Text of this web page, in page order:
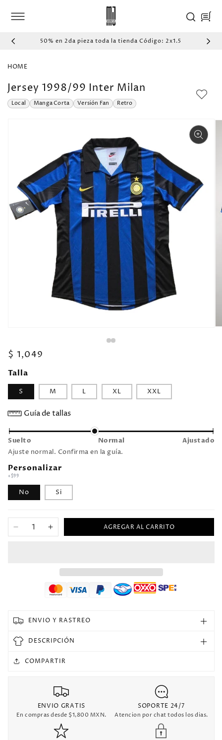
AL CONTENIDO
Carrito
50% en 2da pieza toda la tienda Código: 2x1.5
HOME
Jersey 1998/99 Inter Milan
Local Manga Corta Versión Fan Retro
IR
Precio
habitual
$ 1,049
Talla
S M L XL XXL
Guía de tallas
Suelto Normal Ajustado
Ajuste normal. Confirma en la guía.
Personalizar
+$99
No Si
Reducir
corta
Versión
Fan
Retro
Aumentar
Inter
Milan
corta
Versión
Fan
Retro
AGREGAR AL CARRITO
ENVIO Y RASTREO
DESCRIPCIÓN
COMPARTIR
ENVIO GRATIS
En compras desde $1,800 MXN.
SOPORTE 24/7
Atencion por chat todos los dias.